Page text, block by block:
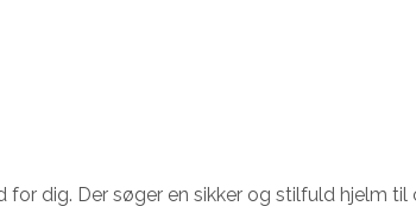
for dig. Der søger en sikker og stilfuld hjelm